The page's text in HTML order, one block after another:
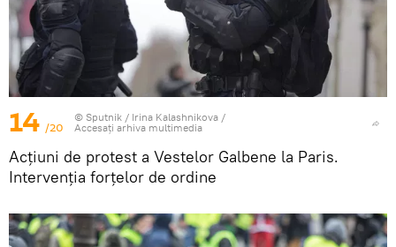
14 /20
© Sputnik / Irina Kalashnikova /
Accesați arhiva multimedia
Acțiuni de protest a Vestelor Galbene la Paris.
Intervenția forțelor de ordine